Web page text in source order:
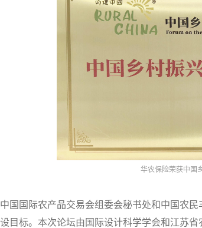
华农保险荣获中国
国国际农产品交易会组委会秘书处和中国农
目标。 本次论坛由国际设计科学学会和江苏